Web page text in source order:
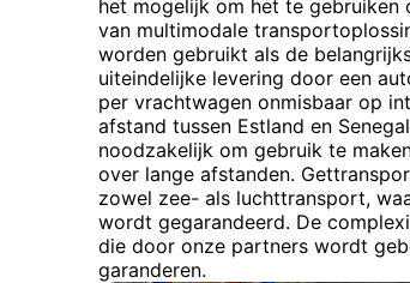
het mogelijk om het te gebruiken
van multimodale
worden gebruikt als de
uiteindelijke levering door een
per vrachtwagen onmisbaar op
afstand tussen Estland en
noodzakelijk om gebruik te
over lange afstanden.
zowel zee- als luchttransport,
wordt gegarandeerd. De
die door onze partners wordt
garanderen.